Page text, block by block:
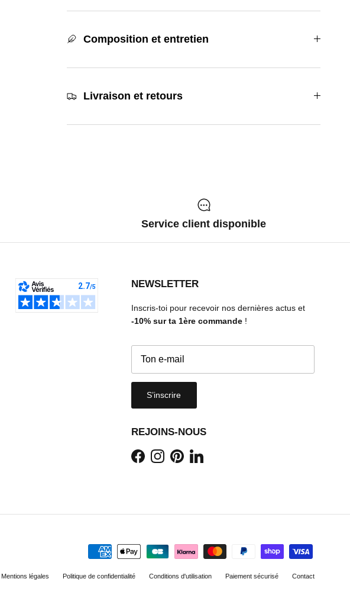
Composition et entretien
Livraison et retours
Service client disponible
NEWSLETTER
Inscris-toi pour recevoir nos dernières actus et
-10% sur ta 1ère commande!
S’inscrire
REJOINS-NOUS
FacebookInstagram
PinterestLinkedIn
Mentions légales Politique de confidentialité Conditions d'utilisation Paiement sécurisé Contact